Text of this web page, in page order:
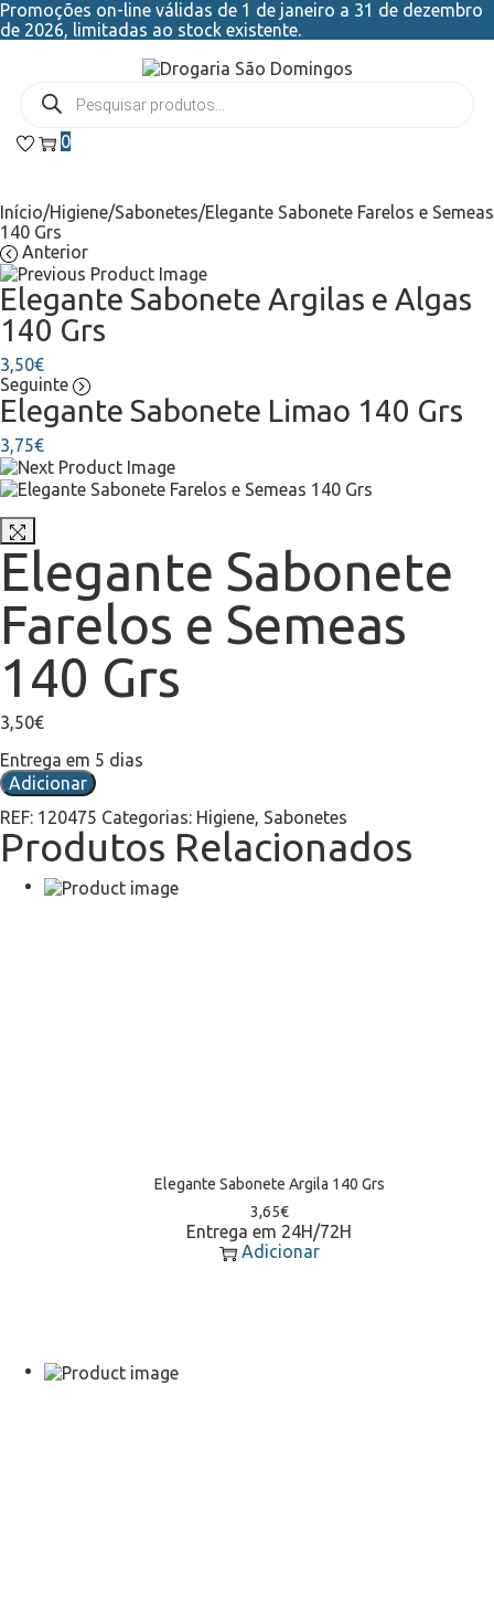
Promoções on-line válidas de 1 de janeiro a 31 de dezembro
de 2026, limitadas ao stock existente.
0
Início/Higiene/Sabonetes/Elegante Sabonete Farelos e Semeas
140 Grs
Anterior
Elegante Sabonete Argilas e Algas
140 Grs
3,50€
Seguinte
Elegante Sabonete Limao 140 Grs
3,75€
Elegante Sabonete
Farelos e Semeas
140 Grs
3,50€
Entrega em 5 dias
Adicionar
REF: 120475 Categorias: Higiene, Sabonetes
Produtos Relacionados
Elegante Sabonete Argila 140 Grs
3,65€
Entrega em 24H/72H
Adicionar